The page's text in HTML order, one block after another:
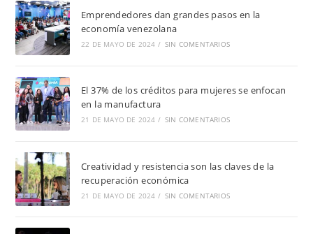
Emprendedores dan grandes pasos en la
economía venezolana
22 DE MAYO DE 2024 / SIN COMENTARIOS
El 37% de los créditos para mujeres se enfocan
en la manufactura
21 DE MAYO DE 2024 / SIN COMENTARIOS
Creatividad y resistencia son las claves de la
recuperación económica
21 DE MAYO DE 2024 / SIN COMENTARIOS